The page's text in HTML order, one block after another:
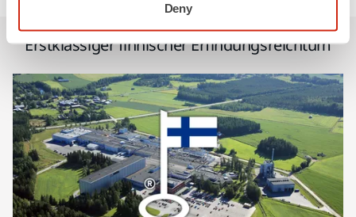
Deny
Erstklassiger finnischer Erfindungsreichtum